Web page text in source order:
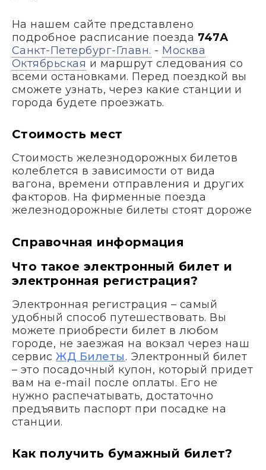
На нашем сайте представлено
подробное расписание поезда 747А
Санкт-Петербург-Главн. - Москва
Октябрьская и маршрут следования со
всеми остановками. Перед поездкой вы
сможете узнать, через какие станции и
города будете проезжать.
Стоимость мест
Стоимость железнодорожных билетов
колеблется в зависимости от вида
вагона, времени отправления и других
факторов. На фирменные поезда
железнодорожные билеты стоят дороже
Справочная информация
Что такое электронный билет и
электронная регистрация?
Электронная регистрация – самый
удобный способ путешествовать. Вы
можете приобрести билет в любом
городе, не заезжая на вокзал через наш
сервисЖД Билеты. Электронный билет
– это посадочный купон, который придет
вам на e-mail после оплаты. Его не
нужно распечатывать, достаточно
предъявить паспорт при посадке на
станции.
Как получить бумажный билет?